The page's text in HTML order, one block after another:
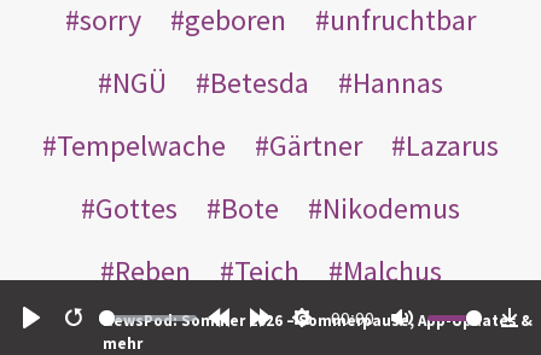
Restart
00:00
NewsPod: Sommer 2026 – Sommerpause, App-Updates &
mehr
sorry
geboren
unfruchtbar
NGÜ
Betesda
Hannas
Tempelwache
Gärtner
Lazarus
Gottes
Bote
Nikodemus
Reben
Teich
Malchus
Inneren
leer Thomas wer